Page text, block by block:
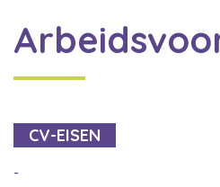
CV-EISEN
-